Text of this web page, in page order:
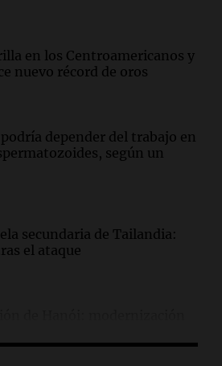
en los Centroamericanos y
nuevo récord de oros
depender del trabajo en
según un
secundaria de Tailandia:
el ataque